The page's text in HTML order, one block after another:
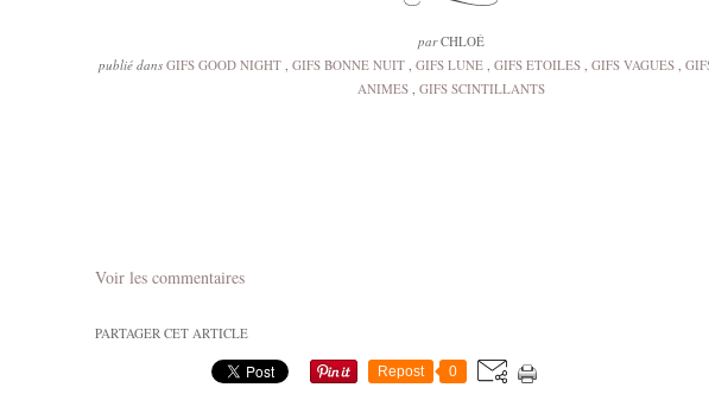
parCHLOÉ
publié dans GIFS GOOD NIGHT, GIFS BONNE NUIT, GIFS LUNE, GIFS ETOILES, GIFS VAGUES,
ANIMES , GIFS SCINTILLANTS
Voir les commentaires
PARTAGER CET ARTICLE
Repost 0